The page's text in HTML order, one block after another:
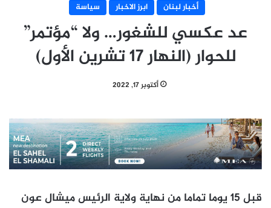
أخبار لبنان
ابرز الاخبار سياسة
عد عكسي للشغور… ولا “مؤتمر”
للحوار (النهار 17 تشرين الأول)
أكتوبر 17, 2022
قبل 15 يوما تماما من نهاية ولاية الرئيس ميشال عون